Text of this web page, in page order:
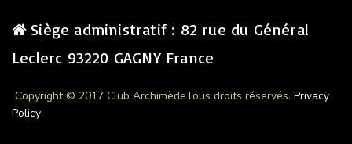
Siège administratif : 82 rue du Général
Leclerc 93220 GAGNY France
Copyright © 2017 Club ArchimèdeTous droits réservés. Privacy
Policy